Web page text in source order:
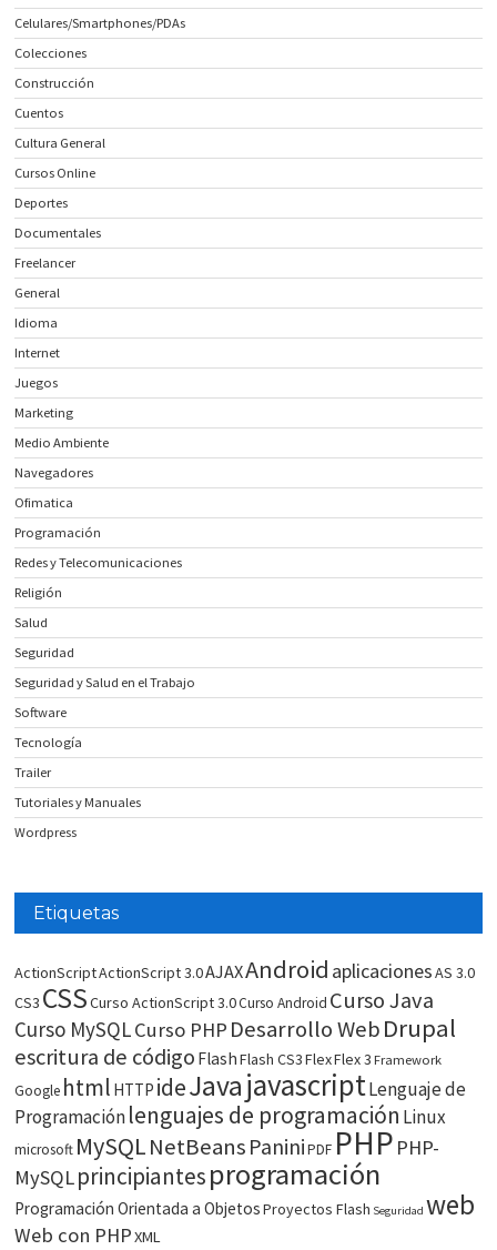
Celulares/Smartphones/PDAs
Colecciones
Construcción
Cuentos
Cultura General
Cursos Online
Deportes
Documentales
Freelancer
General
Idioma
Internet
Juegos
Marketing
Medio Ambiente
Navegadores
Ofimatica
Programación
Redes y Telecomunicaciones
Religión
Salud
Seguridad
Seguridad y Salud en el Trabajo
Software
Tecnología
Trailer
Tutoriales y Manuales
Wordpress
Etiquetas
ActionScriptActionScript 3.0AJAXAndroid aplicacionesAS 3.0
CS3 CSSCurso ActionScript 3.0Curso Android Curso Java
Curso MySQLCurso PHP Desarrollo WebDrupal
escritura de código FlashFlash CS3FlexFlex 3 Framework
Google html HTTP ideJavajavascriptLenguaje de
Programaciónlenguajes de programación Linux
microsoft MySQLNetBeans Panini PDF PHP PHP-
MySQLprincipiantesprogramación
Programación Orientada a ObjetosProyectos Flash Seguridad web
Web con PHPXML